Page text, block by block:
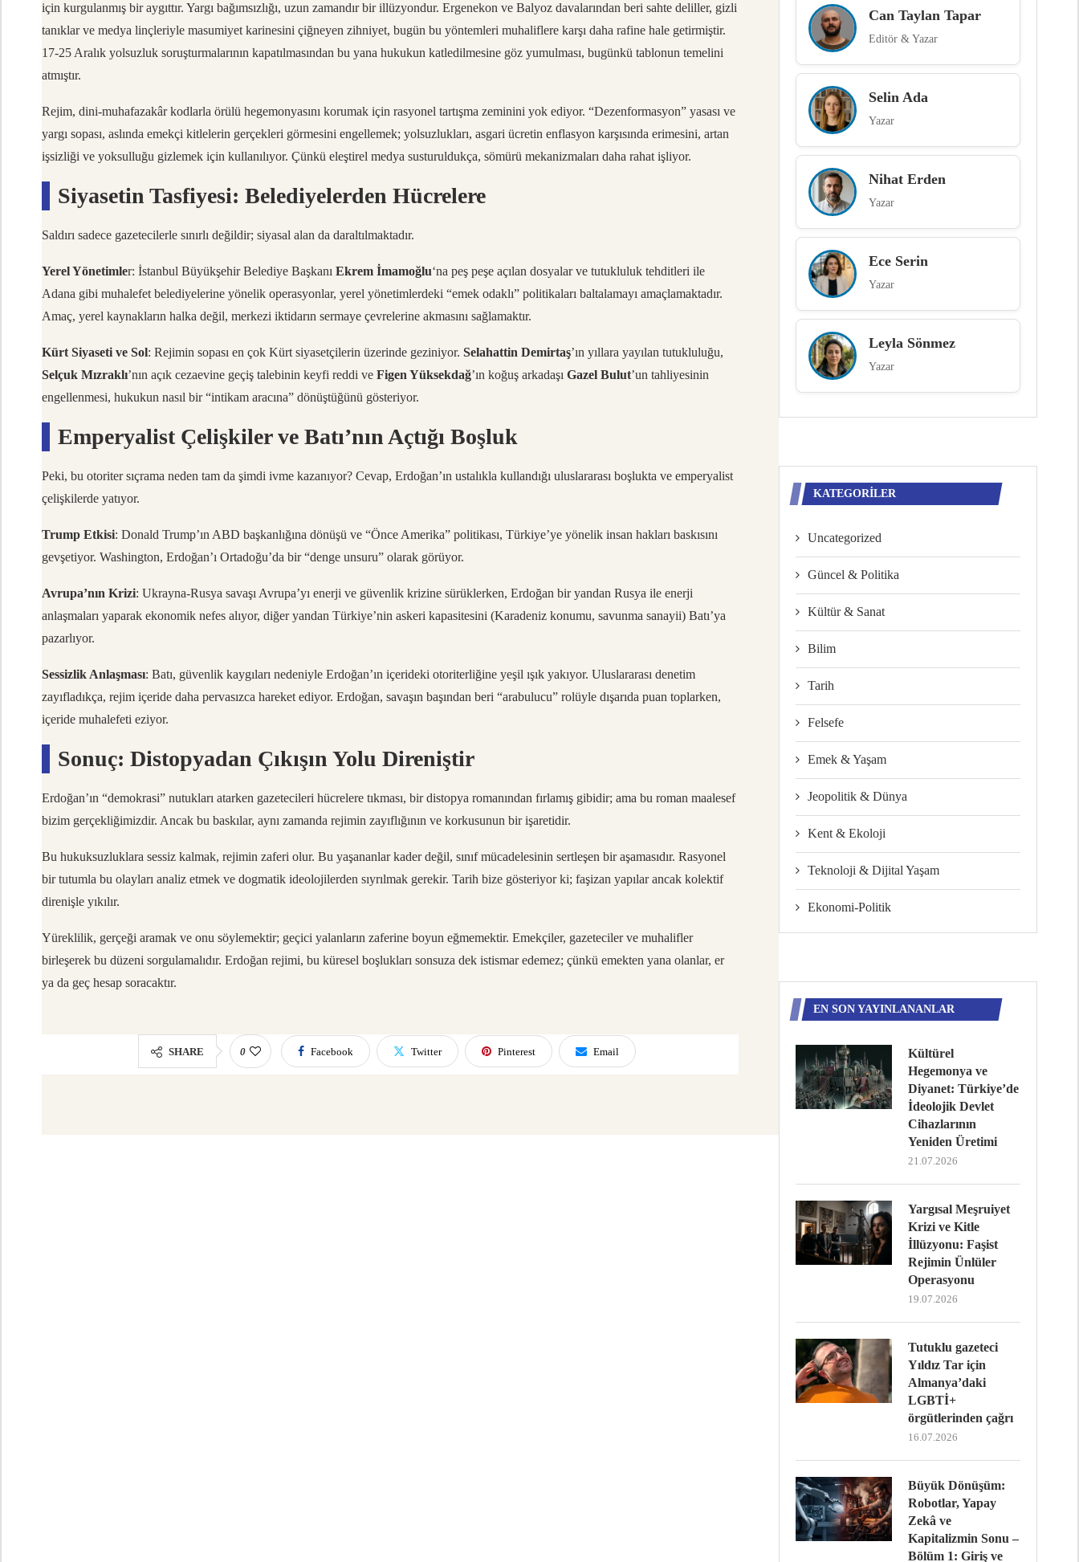
için kurgulanmış bir aygıttır. Yargı bağımsızlığı, uzun zamandır bir illüzyondur. Ergenekon ve Balyoz davalarından beri sahte deliller, gizli
tanıklar ve medya linçleriyle masumiyet karinesini çiğneyen zihniyet, bugün bu yöntemleri muhaliflere karşı daha rafine hale getirmiştir.
17-25 Aralık yolsuzluk soruşturmalarının kapatılmasından bu yana hukukun katledilmesine göz yumulması, bugünkü tablonun temelini
atmıştır.
Rejim, dini-muhafazakâr kodlarla örülü hegemonyasını korumak için rasyonel tartışma zeminini yok ediyor. “Dezenformasyon” yasası ve
yargı sopası, aslında emekçi kitlelerin gerçekleri görmesini engellemek; yolsuzlukları, asgari ücretin enflasyon karşısında erimesini, artan
işsizliği ve yoksulluğu gizlemek için kullanılıyor. Çünkü eleştirel medya susturuldukça, sömürü mekanizmaları daha rahat işliyor.
Siyasetin Tasfiyesi: Belediyelerden Hücrelere
Saldırı sadece gazetecilerle sınırlı değildir; siyasal alan da daraltılmaktadır.
Yerel Yönetimler: İstanbul Büyükşehir Belediye Başkanı Ekrem İmamoğlu‘na peş peşe açılan dosyalar ve tutukluluk tehditleri ile
Adana gibi muhalefet belediyelerine yönelik operasyonlar, yerel yönetimlerdeki “emek odaklı” politikaları baltalamayı amaçlamaktadır.
Amaç, yerel kaynakların halka değil, merkezi iktidarın sermaye çevrelerine akmasını sağlamaktır.
Kürt Siyaseti ve Sol: Rejimin sopası en çok Kürt siyasetçilerin üzerinde geziniyor. Selahattin Demirtaş’ın yıllara yayılan tutukluluğu,
Selçuk Mızraklı’nın açık cezaevine geçiş talebinin keyfi reddi ve Figen Yüksekdağ’ın koğuş arkadaşı Gazel Bulut’un tahliyesinin
engellenmesi, hukukun nasıl bir “intikam aracına” dönüştüğünü gösteriyor.
Emperyalist Çelişkiler ve Batı’nın Açtığı Boşluk
Peki, bu otoriter sıçrama neden tam da şimdi ivme kazanıyor? Cevap, Erdoğan’ın ustalıkla kullandığı uluslararası boşlukta ve emperyalist
çelişkilerde yatıyor.
Trump Etkisi: Donald Trump’ın ABD başkanlığına dönüşü ve “Önce Amerika” politikası, Türkiye’ye yönelik insan hakları baskısını
gevşetiyor. Washington, Erdoğan’ı Ortadoğu’da bir “denge unsuru” olarak görüyor.
Avrupa’nın Krizi: Ukrayna-Rusya savaşı Avrupa’yı enerji ve güvenlik krizine sürüklerken, Erdoğan bir yandan Rusya ile enerji
anlaşmaları yaparak ekonomik nefes alıyor, diğer yandan Türkiye’nin askeri kapasitesini (Karadeniz konumu, savunma sanayii) Batı’ya
pazarlıyor.
Sessizlik Anlaşması: Batı, güvenlik kaygıları nedeniyle Erdoğan’ın içerideki otoriterliğine yeşil ışık yakıyor. Uluslararası denetim
zayıfladıkça, rejim içeride daha pervasızca hareket ediyor. Erdoğan, savaşın başından beri “arabulucu” rolüyle dışarıda puan toplarken,
içeride muhalefeti eziyor.
Sonuç: Distopyadan Çıkışın Yolu Direniştir
Erdoğan’ın “demokrasi” nutukları atarken gazetecileri hücrelere tıkması, bir distopya romanından fırlamış gibidir; ama bu roman maalesef
bizim gerçekliğimizdir. Ancak bu baskılar, aynı zamanda rejimin zayıflığının ve korkusunun bir işaretidir.
Bu hukuksuzluklara sessiz kalmak, rejimin zaferi olur. Bu yaşananlar kader değil, sınıf mücadelesinin sertleşen bir aşamasıdır. Rasyonel
bir tutumla bu olayları analiz etmek ve dogmatik ideolojilerden sıyrılmak gerekir. Tarih bize gösteriyor ki; faşizan yapılar ancak kolektif
direnişle yıkılır.
Yüreklilik, gerçeği aramak ve onu söylemektir; geçici yalanların zaferine boyun eğmemektir. Emekçiler, gazeteciler ve muhalifler
birleşerek bu düzeni sorgulamalıdır. Erdoğan rejimi, bu küresel boşlukları sonsuza dek istismar edemez; çünkü emekten yana olanlar, er
ya da geç hesap soracaktır.
SHARE 0 Facebook Twitter Pinterest Email
Can Taylan Tapar
Editör & Yazar
Selin Ada
Yazar
Nihat Erden
Yazar
Ece Serin
Yazar
Leyla Sönmez
Yazar
KATEGORILER
Uncategorized
Güncel & Politika
Kültür & Sanat
Bilim
Tarih
Felsefe
Emek & Yaşam
Jeopolitik & Dünya
Kent & Ekoloji
Teknoloji & Dijital Yaşam
Ekonomi-Politik
EN SON YAYINLANANLAR
Kültürel
Hegemonya ve
Diyanet: Türkiye’de
İdeolojik Devlet
Cihazlarının
Yeniden Üretimi
21.07.2026
Yargısal Meşruiyet
Krizi ve Kitle
İllüzyonu: Faşist
Rejimin Ünlüler
Operasyonu
19.07.2026
Tutuklu gazeteci
Yıldız Tar için
Almanya’daki
LGBTİ+
örgütlerinden çağrı
16.07.2026
Büyük Dönüşüm:
Robotlar, Yapay
Zekâ ve
Kapitalizmin Sonu –
Bölüm 1: Giriş ve